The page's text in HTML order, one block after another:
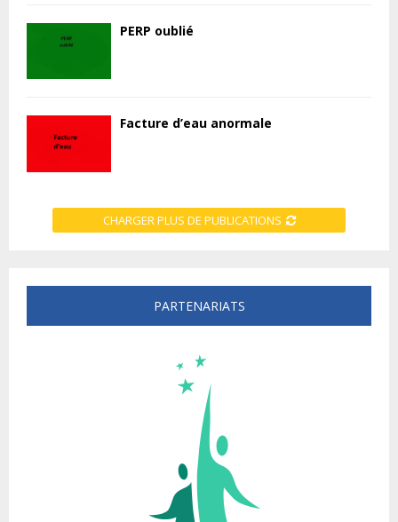
PERP oublié
Facture d’eau anormale
CHARGER PLUS DE PUBLICATIONS
PARTENARIATS